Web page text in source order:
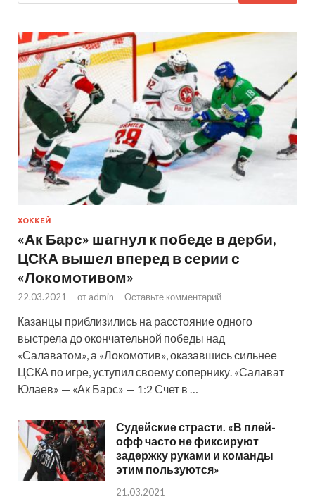
ХОККЕЙ
«Ак Барс» шагнул к победе в дерби,
ЦСКА вышел вперед в серии с
«Локомотивом»
22.03.2021 - от admin - Оставьте комментарий
Казанцы приблизились на расстояние одного
выстрела до окончательной победы над
«Салаватом», а «Локомотив», оказавшись сильнее
ЦСКА по игре, уступил своему сопернику. «Салават
Юлаев» — «Ак Барс» — 1:2 Счет в …
Судейские страсти. «В плей-
офф часто не фиксируют
задержку руками и команды
этим пользуются»
21.03.2021